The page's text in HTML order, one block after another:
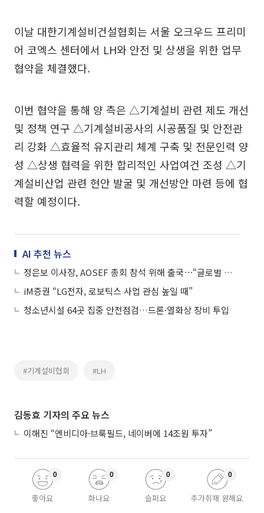
이날 대한기계설비건설협회는 서울 오크우드 프리미
어 코엑스 센터에서 LH와 안전 및 상생을 위한 업무
협약을 체결했다.
이번 협약을 통해 양 측은 △기계설비 관련 제도 개선
및 정책 연구 △기계설비공사의 시공품질 및 안전관
리 강화 △효율적 유지관리 체계 구축 및 전문인력 양
성 △상생 협력을 위한 합리적인 사업여건 조성 △기
계설비산업 관련 현안 발굴 및 개선방안 마련 등에 협
력할 예정이다.
AI 추천 뉴스
정은보 이사장, AOSEF 총회 참석 위해 출국⋯“글로벌 경쟁력 높일 것”
iM증권 “LG전자, 로보틱스 사업 관심 높일 때”
청소년시설 64곳 집중 안전점검…드론·열화상 장비 투입
#기계설비협회 #LH
김동효 기자의 주요 뉴스
이해진 “엔비디아·브룩필드, 네이버에 14조원 투자”
좋아요
0
화나요
0
슬퍼요
0
추가취재 원해요
0